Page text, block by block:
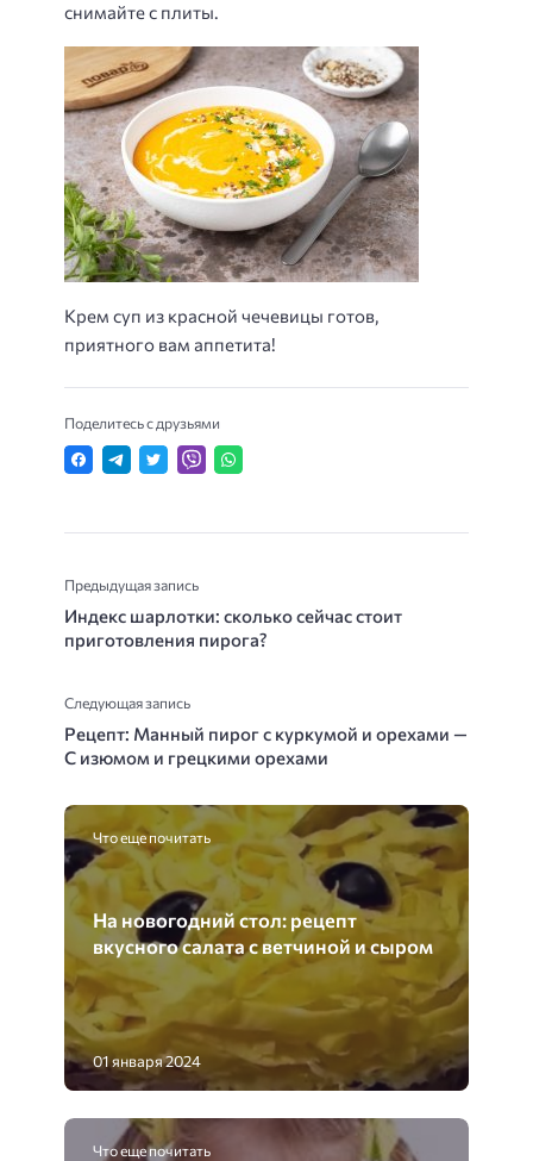
снимайте с плиты.
Крем суп из красной чечевицы готов,
приятного вам аппетита!
Поделитесь с друзьями
Предыдущая запись
Индекс шарлотки: сколько сейчас стоит
приготовления пирога?
Следующая запись
Рецепт: Манный пирог с куркумой и орехами —
С изюмом и грецкими орехами
Что еще почитать
На новогодний стол: рецепт
вкусного салата с ветчиной и сыром
01 января 2024
Что еще почитать